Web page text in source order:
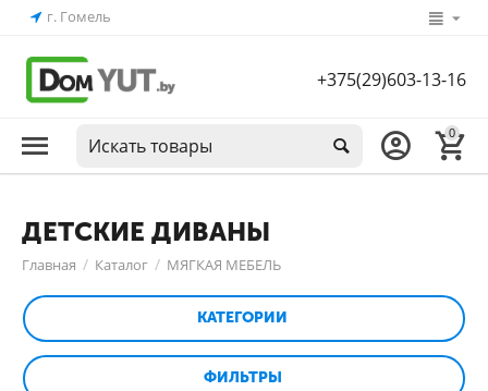
г. Гомель
+375(29)603-13-16
0
ДЕТСКИЕ ДИВАНЫ
Главная / Каталог / МЯГКАЯ МЕБЕЛЬ
КАТЕГОРИИ
ФИЛЬТРЫ